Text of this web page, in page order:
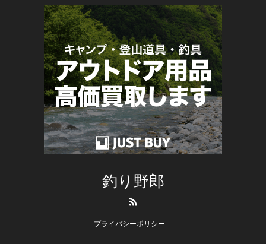
釣り野郎
プライバシーポリシー